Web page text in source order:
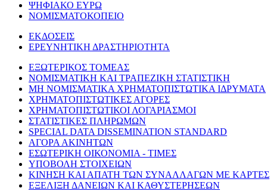
ΨΗΦΙΑΚΟ ΕΥΡΩ
ΝΟΜΙΣΜΑΤΟΚΟΠΕΙΟ
ΕΚΔΟΣΕΙΣ
ΕΡΕΥΝΗΤΙΚΗ ΔΡΑΣΤΗΡΙΟΤΗΤΑ
ΕΞΩΤΕΡΙΚΟΣ ΤΟΜΕΑΣ
ΝΟΜΙΣΜΑΤΙΚΗ ΚΑΙ ΤΡΑΠΕΖΙΚΗ ΣΤΑΤΙΣΤΙΚΗ
ΜΗ ΝΟΜΙΣΜΑΤΙΚΑ ΧΡΗΜΑΤΟΠΙΣΤΩΤΙΚΑ ΙΔΡΥΜΑΤΑ
ΧΡΗΜΑΤΟΠΙΣΤΩΤΙΚΕΣ ΑΓΟΡΕΣ
ΧΡΗΜΑΤΟΠΙΣΤΩΤΙΚΟΙ ΛΟΓΑΡΙΑΣΜΟΙ
ΣΤΑΤΙΣΤΙΚΕΣ ΠΛΗΡΩΜΩΝ
SPECIAL DATA DISSEMINATION STANDARD
ΑΓΟΡΑ ΑΚΙΝΗΤΩΝ
ΕΣΩΤΕΡΙΚΗ ΟΙΚΟΝΟΜΙΑ - ΤΙΜΕΣ
ΥΠΟΒΟΛΗ ΣΤΟΙΧΕΙΩΝ
ΚΙΝΗΣΗ ΚΑΙ ΑΠΑΤΗ ΤΩΝ ΣΥΝΑΛΛΑΓΩΝ ΜΕ ΚΑΡΤΕΣ
ΕΞΕΛΙΞΗ ΔΑΝΕΙΩΝ ΚΑΙ ΚΑΘΥΣΤΕΡΗΣΕΩΝ